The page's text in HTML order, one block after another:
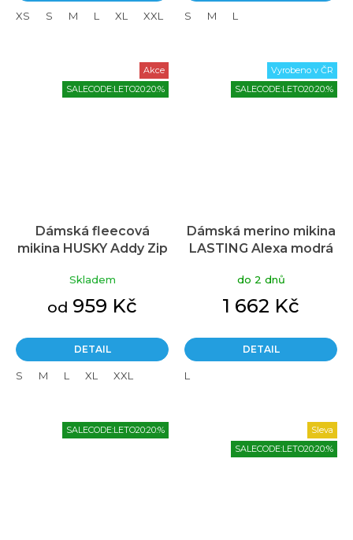
XS S M L XL XXL S M L
Akce
SALECODE:LETO20:20:%
Dámská fleecová
mikina HUSKY Addy Zip
Skladem
od 959 Kč
DETAIL
S M L XL XXL
Vyrobeno v ČR
SALECODE:LETO20:20:%
Dámská merino mikina
LASTING Alexa modrá
do 2 dnů
1 662 Kč
DETAIL
L
SALECODE:LETO20:20:%
Sleva
SALECODE:LETO20:20:%